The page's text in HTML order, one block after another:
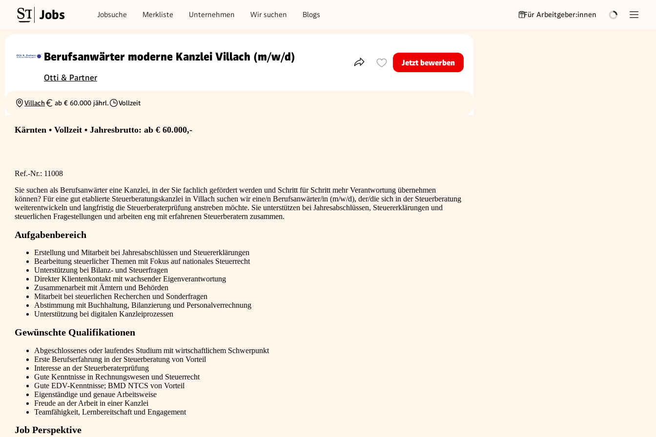
Jobs Jobsuche Merkliste Unternehmen Wir suchen Blogs Für Arbeitgeber:innen
Berufsanwärter moderne Kanzlei Villach (m/w/d)
Otti & Partner
Teile dieses InseratJetzt bewerben
Ortschaft
Villach
Gehalt
ab € 60.000 jährl.
Beschäftigungsart
Vollzeit
Kärnten • Vollzeit • Jahresbrutto: ab € 60.000,-
Ref.-Nr.: 11008
Sie suchen als Berufsanwärter eine Kanzlei, in der Sie fachlich gefördert werden und Schritt für Schritt mehr Verantwortung übernehmen
können? Für eine gut etablierte Steuerberatungskanzlei in Villach suchen wir eine/n Berufsanwärter/in (m/w/d), der/die sich in der Steuerberatung
weiterentwickeln und langfristig die Steuerberaterprüfung anstreben möchte. Sie unterstützen bei Jahresabschlüssen, Steuererklärungen und
steuerlichen Fragestellungen und arbeiten eng mit erfahrenen Steuerberatern zusammen.
Aufgabenbereich
Erstellung und Mitarbeit bei Jahresabschlüssen und Steuererklärungen
Bearbeitung steuerlicher Themen mit Fokus auf nationales Steuerrecht
Unterstützung bei Bilanz- und Steuerfragen
Direkter Klientenkontakt mit wachsender Eigenverantwortung
Zusammenarbeit mit Ämtern und Behörden
Mitarbeit bei steuerlichen Recherchen und Sonderfragen
Abstimmung mit Buchhaltung, Bilanzierung und Personalverrechnung
Unterstützung bei digitalen Kanzleiprozessen
Gewünschte Qualifikationen
Abgeschlossenes oder laufendes Studium mit wirtschaftlichem Schwerpunkt
Erste Berufserfahrung in der Steuerberatung von Vorteil
Interesse an der Steuerberaterprüfung
Gute Kenntnisse in Rechnungswesen und Steuerrecht
Gute EDV-Kenntnisse; BMD NTCS von Vorteil
Eigenständige und genaue Arbeitsweise
Freude an der Arbeit in einer Kanzlei
Teamfähigkeit, Lernbereitschaft und Engagement
Job Perspektive